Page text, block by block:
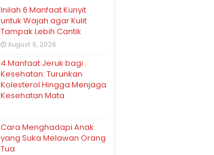
Inilah 6 Manfaat Kunyit
untuk Wajah agar Kulit
Tampak Lebih Cantik
August 6, 2026
4 Manfaat Jeruk bagi
Kesehatan: Turunkan
Kolesterol Hingga Menjaga
Kesehatan Mata
Cara Menghadapi Anak
yang Suka Melawan Orang
Tua